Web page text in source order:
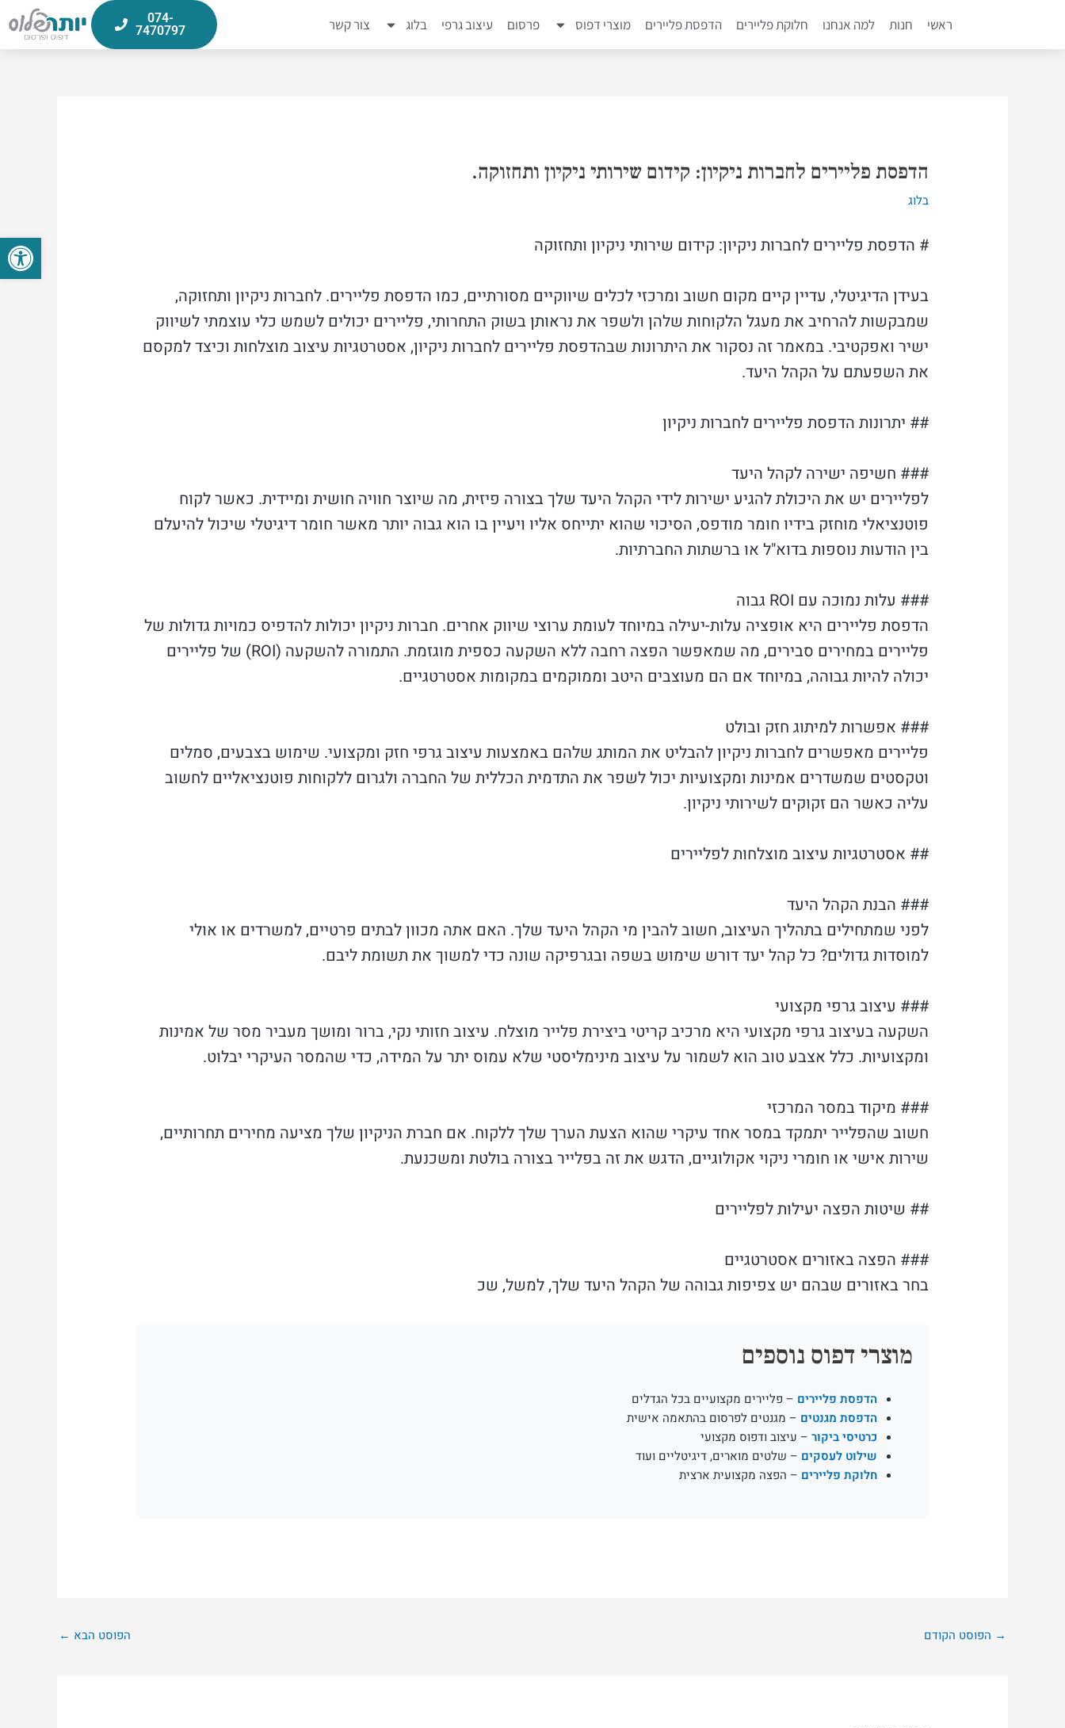
פתח
ראשי חנות למה אנחנו חלוקת פליירים הדפסת פליירים מוצרי דפוס פרסום עיצוב גרפי בלוג צור קשר
074-
7470797
הדפסת פליירים לחברות ניקיון: קידום שירותי ניקיון ותחזוקה.
בלוג
# הדפסת פליירים לחברות ניקיון: קידום שירותי ניקיון ותחזוקה
בעידן הדיגיטלי, עדיין קיים מקום חשוב ומרכזי לכלים שיווקיים מסורתיים, כמו הדפסת פליירים. לחברות ניקיון ותחזוקה,
שמבקשות להרחיב את מעגל הלקוחות שלהן ולשפר את נראותן בשוק התחרותי, פליירים יכולים לשמש כלי עוצמתי לשיווק
ישיר ואפקטיבי. במאמר זה נסקור את היתרונות שבהדפסת פליירים לחברות ניקיון, אסטרטגיות עיצוב מוצלחות וכיצד למקסם
את השפעתם על הקהל היעד.
## יתרונות הדפסת פליירים לחברות ניקיון
### חשיפה ישירה לקהל היעד
לפליירים יש את היכולת להגיע ישירות לידי הקהל היעד שלך בצורה פיזית, מה שיוצר חוויה חושית ומיידית. כאשר לקוח
פוטנציאלי מוחזק בידיו חומר מודפס, הסיכוי שהוא יתייחס אליו ויעיין בו הוא גבוה יותר מאשר חומר דיגיטלי שיכול להיעלם
בין הודעות נוספות בדוא"ל או ברשתות החברתיות.
### עלות נמוכה עם ROI גבוה
הדפסת פליירים היא אופציה עלות-יעילה במיוחד לעומת ערוצי שיווק אחרים. חברות ניקיון יכולות להדפיס כמויות גדולות של
פליירים במחירים סבירים, מה שמאפשר הפצה רחבה ללא השקעה כספית מוגזמת. התמורה להשקעה (ROI) של פליירים
יכולה להיות גבוהה, במיוחד אם הם מעוצבים היטב וממוקמים במקומות אסטרטגיים.
### אפשרות למיתוג חזק ובולט
פליירים מאפשרים לחברות ניקיון להבליט את המותג שלהם באמצעות עיצוב גרפי חזק ומקצועי. שימוש בצבעים, סמלים
וטקסטים שמשדרים אמינות ומקצועיות יכול לשפר את התדמית הכללית של החברה ולגרום ללקוחות פוטנציאליים לחשוב
עליה כאשר הם זקוקים לשירותי ניקיון.
## אסטרטגיות עיצוב מוצלחות לפליירים
### הבנת הקהל היעד
לפני שמתחילים בתהליך העיצוב, חשוב להבין מי הקהל היעד שלך. האם אתה מכוון לבתים פרטיים, למשרדים או אולי
למוסדות גדולים? כל קהל יעד דורש שימוש בשפה ובגרפיקה שונה כדי למשוך את תשומת ליבם.
### עיצוב גרפי מקצועי
השקעה בעיצוב גרפי מקצועי היא מרכיב קריטי ביצירת פלייר מוצלח. עיצוב חזותי נקי, ברור ומושך מעביר מסר של אמינות
ומקצועיות. כלל אצבע טוב הוא לשמור על עיצוב מינימליסטי שלא עמוס יתר על המידה, כדי שהמסר העיקרי יבלוט.
### מיקוד במסר המרכזי
חשוב שהפלייר יתמקד במסר אחד עיקרי שהוא הצעת הערך שלך ללקוח. אם חברת הניקיון שלך מציעה מחירים תחרותיים,
שירות אישי או חומרי ניקוי אקולוגיים, הדגש את זה בפלייר בצורה בולטת ומשכנעת.
## שיטות הפצה יעילות לפליירים
### הפצה באזורים אסטרטגיים
בחר באזורים שבהם יש צפיפות גבוהה של הקהל היעד שלך, למשל, שכ
מוצרי דפוס נוספים
הדפסת פליירים – פליירים מקצועיים בכל הגדלים
הדפסת מגנטים – מגנטים לפרסום בהתאמה אישית
כרטיסי ביקור – עיצוב ודפוס מקצועי
שילוט לעסקים – שלטים מוארים, דיגיטליים ועוד
חלוקת פליירים – הפצה מקצועית ארצית
→ הפוסט הקודם הפוסט הבא ←